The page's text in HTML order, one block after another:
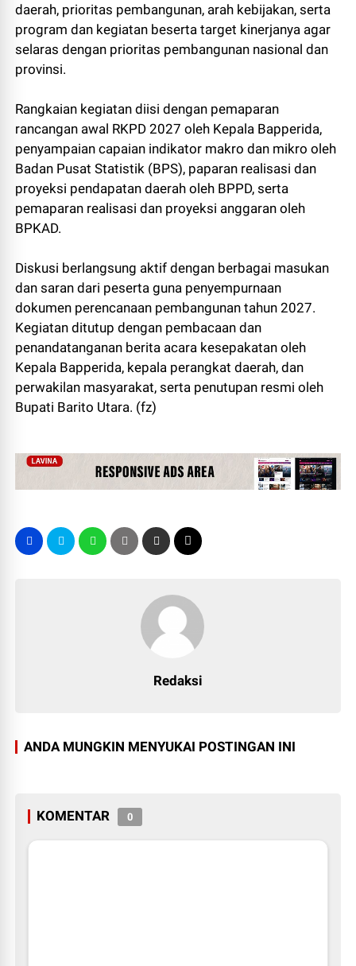
daerah, prioritas pembangunan, arah kebijakan, serta
program dan kegiatan beserta target kinerjanya agar
selaras dengan prioritas pembangunan nasional dan
provinsi.
Rangkaian kegiatan diisi dengan pemaparan
rancangan awal RKPD 2027 oleh Kepala Bapperida,
penyampaian capaian indikator makro dan mikro oleh
Badan Pusat Statistik (BPS), paparan realisasi dan
proyeksi pendapatan daerah oleh BPPD, serta
pemaparan realisasi dan proyeksi anggaran oleh
BPKAD.
Diskusi berlangsung aktif dengan berbagai masukan
dan saran dari peserta guna penyempurnaan
dokumen perencanaan pembangunan tahun 2027.
Kegiatan ditutup dengan pembacaan dan
penandatanganan berita acara kesepakatan oleh
Kepala Bapperida, kepala perangkat daerah, dan
perwakilan masyarakat, serta penutupan resmi oleh
Bupati Barito Utara. (fz)
Redaksi
ANDA MUNGKIN MENYUKAI POSTINGAN INI
KOMENTAR 0